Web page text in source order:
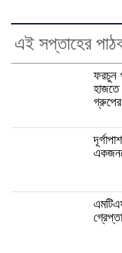
এই সপ্তাহের
ফরচুন
হাজতে
গ্রুপের